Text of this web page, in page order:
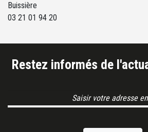
Buissière
03 21 01 94 20
Restez informés de